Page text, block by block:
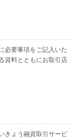
必要事項をご記入いた
資料とともにお取引店
きょう融資取引サービ